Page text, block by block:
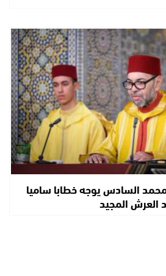
السادس يوجه خطابا ساميا
العرش المجيد